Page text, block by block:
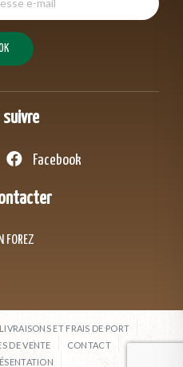
suivre
Facebook
LIVRAISONS ET FRAIS DE PORT
DE VENTE
CONTACT